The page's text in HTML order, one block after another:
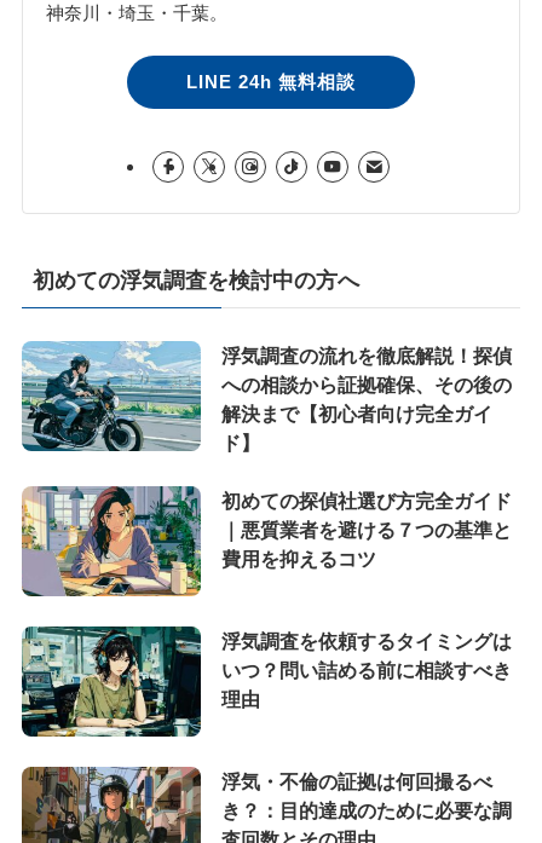
神奈川・埼玉・千葉。
LINE 24h 無料相談
初めての浮気調査を検討中の方へ
浮気調査の流れを徹底解説！探偵
への相談から証拠確保、その後の
解決まで【初心者向け完全ガイ
ド】
初めての探偵社選び方完全ガイド
｜悪質業者を避ける７つの基準と
費用を抑えるコツ
浮気調査を依頼するタイミングは
いつ？問い詰める前に相談すべき
理由
浮気・不倫の証拠は何回撮るべ
き？：目的達成のために必要な調